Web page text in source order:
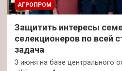
АГРОПРОМ
Защитить интересы
селекционеров по всей
задача
3 июня на базе центрального